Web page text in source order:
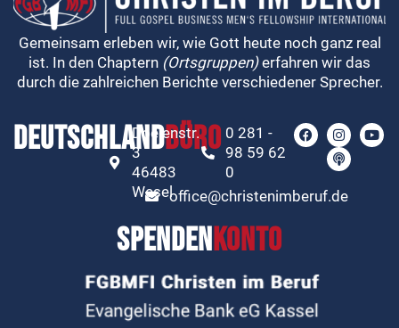
Gemeinsam erleben wir, wie Gott heute noch ganz real
ist. In den Chaptern (Ortsgruppen)erfahren wir das
durch die zahlreichen Berichte verschiedener Sprecher.
DeutschlandBüro
Doelenstr.
3
46483
Wesel
0 281 -
98 59 62
0
office@christenimberuf.de
Spendenkonto